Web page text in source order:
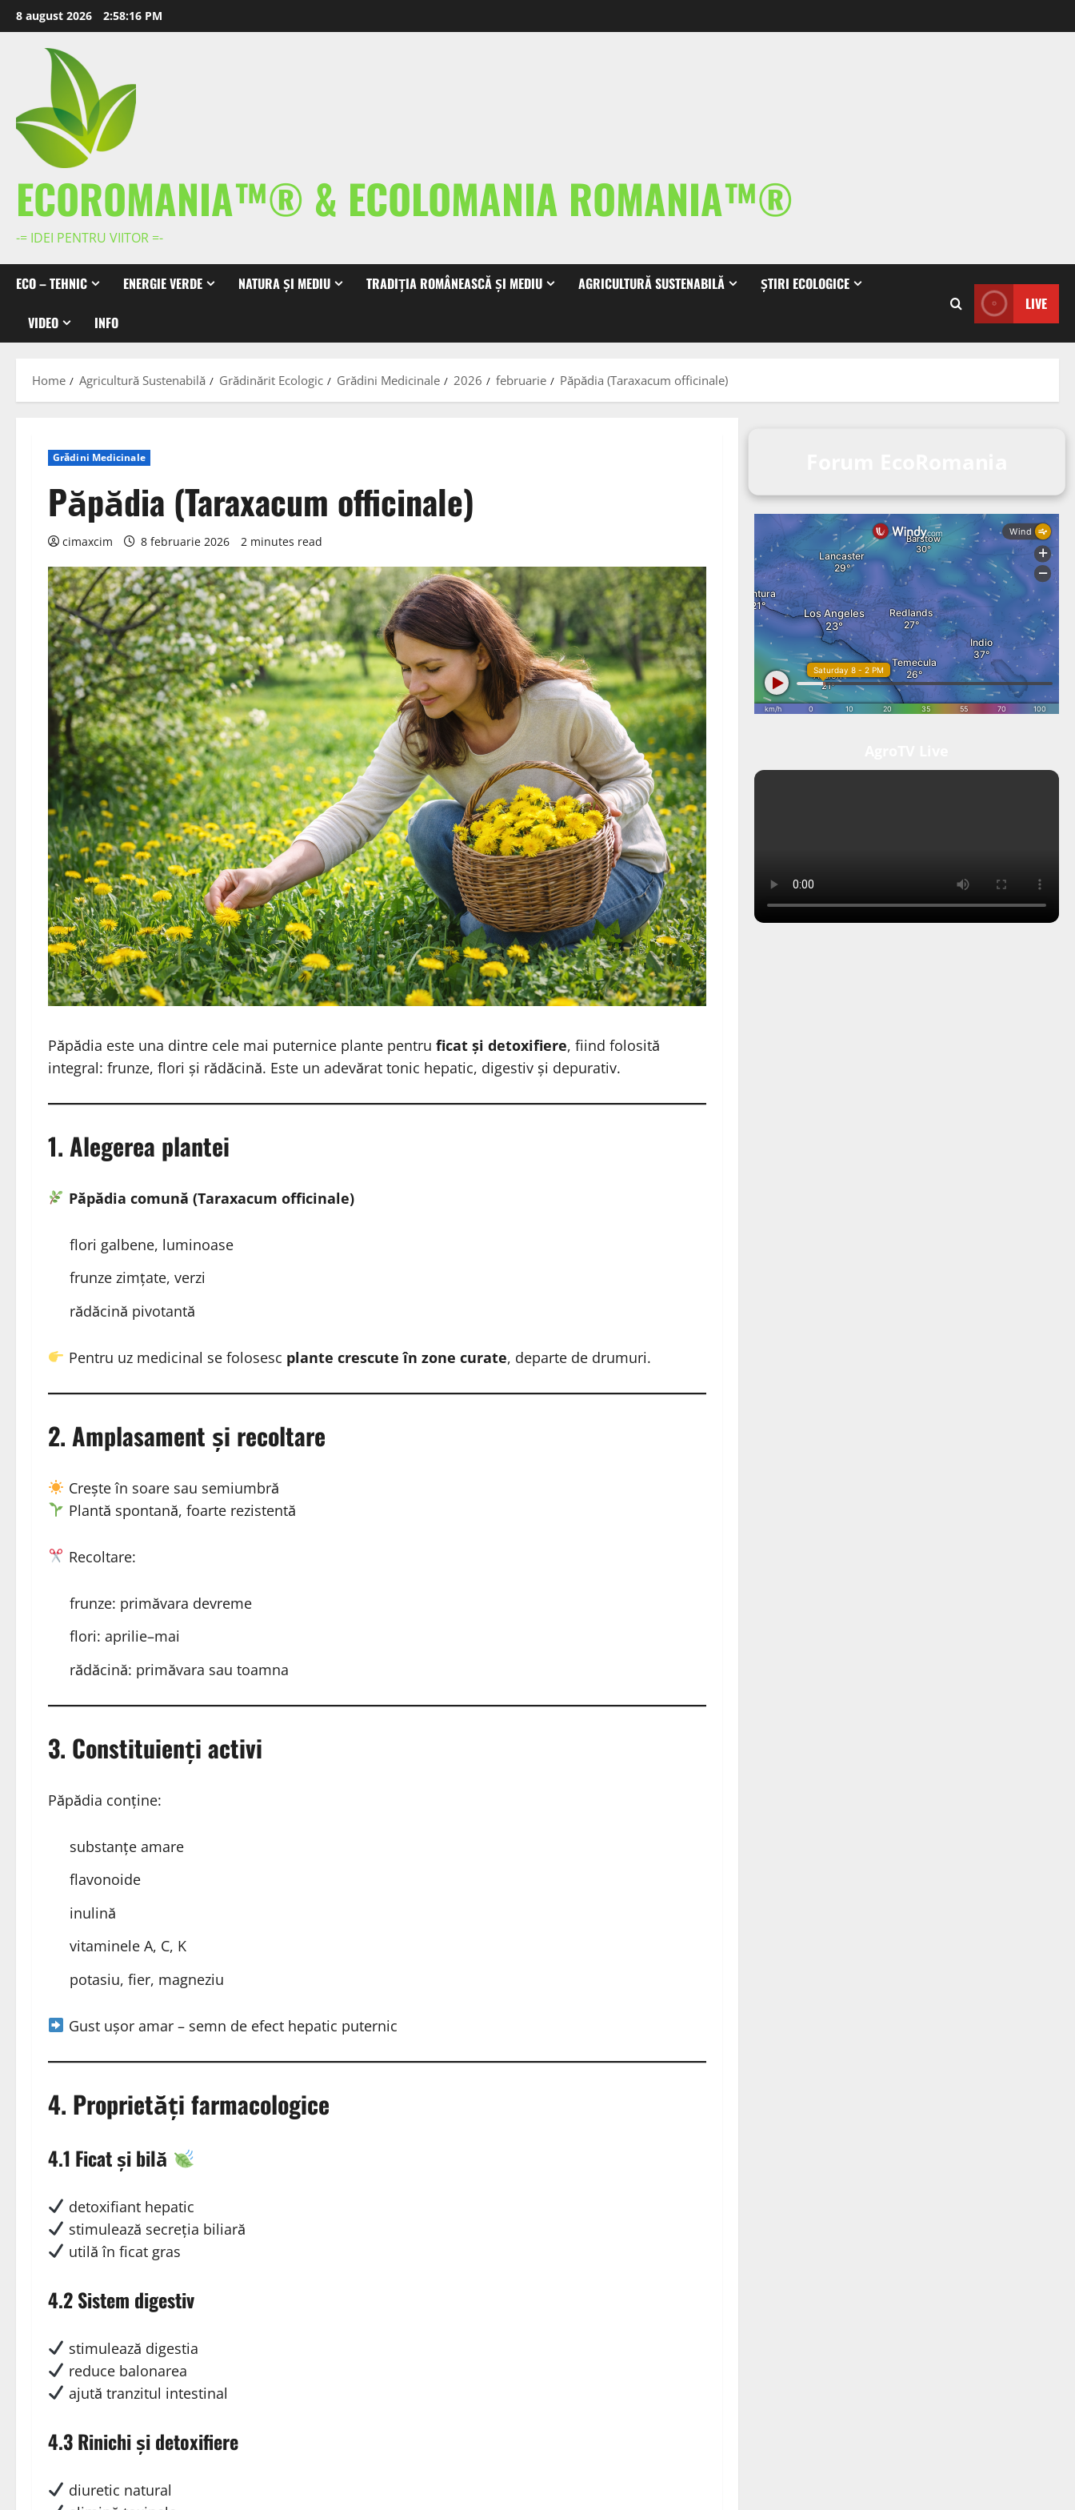
Skip
to
content
8 august 2026 2:58:17 PM
ECOROMANIA™® & ECOLOMANIA ROMANIA™®
-= IDEI PENTRU VIITOR =-
ECO – TEHNIC ENERGIE VERDE NATURA ȘI MEDIU TRADIȚIA ROMÂNEASCĂ ȘI MEDIU AGRICULTURĂ SUSTENABILĂ ȘTIRI ECOLOGICE
VIDEO INFO
LIVE
Home Agricultură Sustenabilă Grădinărit Ecologic Grădini Medicinale 2026 februarie Păpădia (Taraxacum officinale)
Grădini Medicinale
Păpădia (Taraxacum officinale)
cimaxcim 8 februarie 2026 2 minutes read
Păpădia este una dintre cele mai puternice plante pentru ficat și detoxifiere, fiind folosită
integral: frunze, flori și rădăcină. Este un adevărat tonic hepatic, digestiv și depurativ.
1. Alegerea plantei
Păpădia comună (Taraxacum officinale)
flori galbene, luminoase
frunze zimțate, verzi
rădăcină pivotantă
Pentru uz medicinal se folosesc plante crescute în zone curate, departe de drumuri.
2. Amplasament și recoltare
Crește în soare sau semiumbră
Plantă spontană, foarte rezistentă
Recoltare:
frunze: primăvara devreme
flori: aprilie–mai
rădăcină: primăvara sau toamna
3. Constituienți activi
Păpădia conține:
substanțe amare
flavonoide
inulină
vitaminele A, C, K
potasiu, fier, magneziu
Gust ușor amar – semn de efect hepatic puternic
4. Proprietăți farmacologice
4.1 Ficat și bilă
detoxifiant hepatic
stimulează secreția biliară
utilă în ficat gras
4.2 Sistem digestiv
stimulează digestia
reduce balonarea
ajută tranzitul intestinal
4.3 Rinichi și detoxifiere
diuretic natural